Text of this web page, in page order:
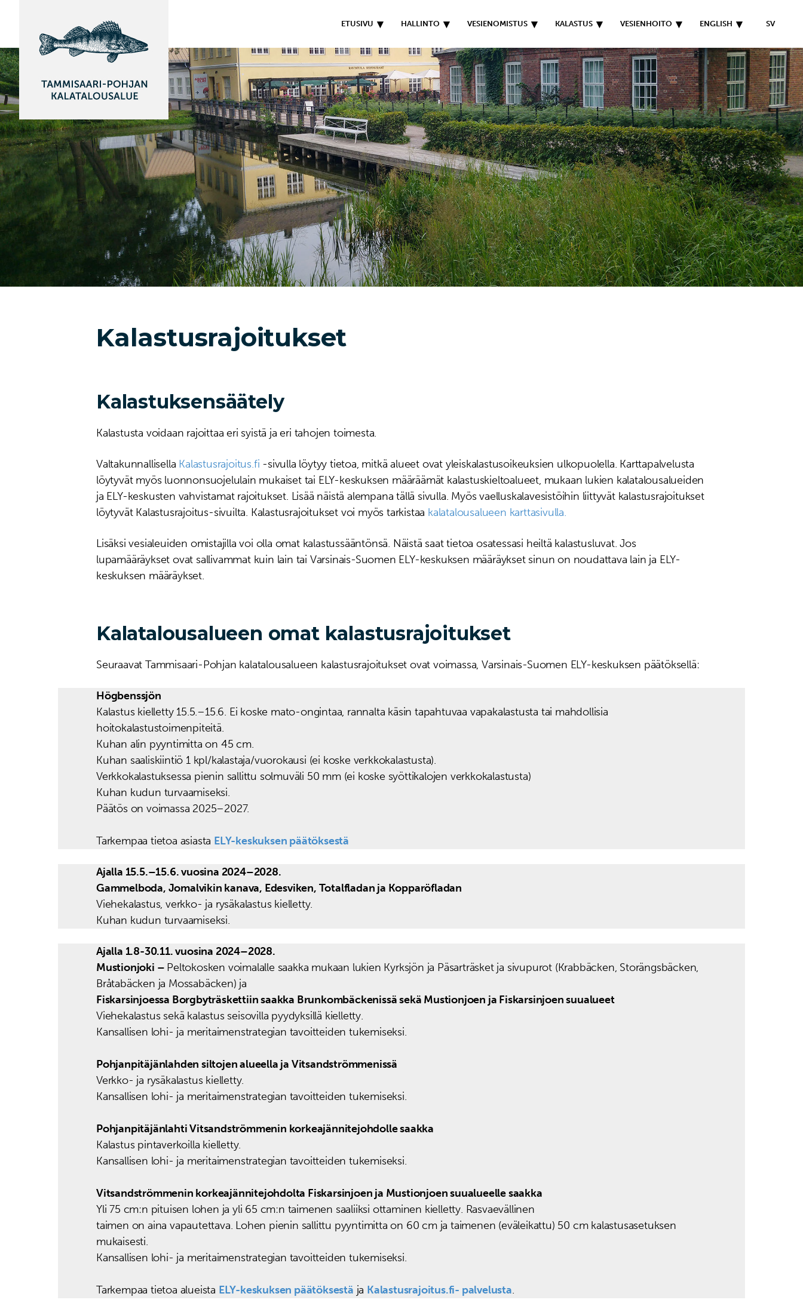
ETUSIVU HALLINTO VESIENOMISTUS KALASTUS VESIENHOITO ENGLISH SV
Kalastusrajoitukset
Kalastuksensäätely
Kalastusta voidaan rajoittaa eri syistä ja eri tahojen toimesta.
Valtakunnallisella Kalastusrajoitus.fi -sivulla löytyy tietoa, mitkä alueet ovat yleiskalastusoikeuksien ulkopuolella. Karttapalvelusta
löytyvät myös luonnonsuojelulain mukaiset tai ELY-keskuksen määräämät kalastuskieltoalueet, mukaan lukien kalatalousalueiden
ja ELY-keskusten vahvistamat rajoitukset. Lisää näistä alempana tällä sivulla. Myös vaelluskalavesistöihin liittyvät kalastusrajoitukset
löytyvät Kalastusrajoitus-sivuilta. Kalastusrajoitukset voi myös tarkistaa kalatalousalueen karttasivulla.
Lisäksi vesialeuiden omistajilla voi olla omat kalastussääntönsä. Näistä saat tietoa osatessasi heiltä kalastusluvat. Jos
lupamääräykset ovat sallivammat kuin lain tai Varsinais-Suomen ELY-keskuksen määräykset sinun on noudattava lain ja ELY-
keskuksen määräykset.
Kalatalousalueen omat kalastusrajoitukset
Seuraavat Tammisaari-Pohjan kalatalousalueen kalastusrajoitukset ovat voimassa, Varsinais-Suomen ELY-keskuksen päätöksellä:
Högbenssjön
Kalastus kielletty 15.5.–15.6. Ei koske mato-ongintaa, rannalta käsin tapahtuvaa vapakalastusta tai mahdollisia
hoitokalastustoimenpiteitä.
Kuhan alin pyyntimitta on 45 cm.
Kuhan saaliskiintiö 1 kpl/kalastaja/vuorokausi (ei koske verkkokalastusta).
Verkkokalastuksessa pienin sallittu solmuväli 50 mm (ei koske syöttikalojen verkkokalastusta)
Kuhan kudun turvaamiseksi.
Päätös on voimassa 2025–2027.
Tarkempaa tietoa asiasta ELY-keskuksen päätöksestä
Ajalla 15.5.–15.6. vuosina 2024–2028.
Gammelboda, Jomalvikin kanava, Edesviken, Totalfladan ja Kopparöfladan
Viehekalastus, verkko- ja rysäkalastus kielletty.
Kuhan kudun turvaamiseksi.
Ajalla 1.8-30.11. vuosina 2024–2028.
Mustionjoki – Peltokosken voimalalle saakka mukaan lukien Kyrksjön ja Päsarträsket ja sivupurot (Krabbäcken, Storängsbäcken,
Bråtabäcken ja Mossabäcken) ja
Fiskarsinjoessa Borgbyträskettiin saakka Brunkombäckenissä sekä Mustionjoen ja Fiskarsinjoen suualueet
Viehekalastus sekä kalastus seisovilla pyydyksillä kielletty.
Kansallisen lohi- ja meritaimenstrategian tavoitteiden tukemiseksi.
Pohjanpitäjänlahden siltojen alueella ja Vitsandströmmenissä
Verkko- ja rysäkalastus kielletty.
Kansallisen lohi- ja meritaimenstrategian tavoitteiden tukemiseksi.
Pohjanpitäjänlahti Vitsandströmmenin korkeajännitejohdolle saakka
Kalastus pintaverkoilla kielletty.
Kansallisen lohi- ja meritaimenstrategian tavoitteiden tukemiseksi.
Vitsandströmmenin korkeajännitejohdolta Fiskarsinjoen ja Mustionjoen suualueelle saakka
Yli 75 cm:n pituisen lohen ja yli 65 cm:n taimenen saaliiksi ottaminen kielletty. Rasvaevällinen
taimen on aina vapautettava. Lohen pienin sallittu pyyntimitta on 60 cm ja taimenen (eväleikattu) 50 cm kalastusasetuksen
mukaisesti.
Kansallisen lohi- ja meritaimenstrategian tavoitteiden tukemiseksi.
Tarkempaa tietoa alueista ELY-keskuksen päätöksestä ja Kalastusrajoitus.fi- palvelusta.